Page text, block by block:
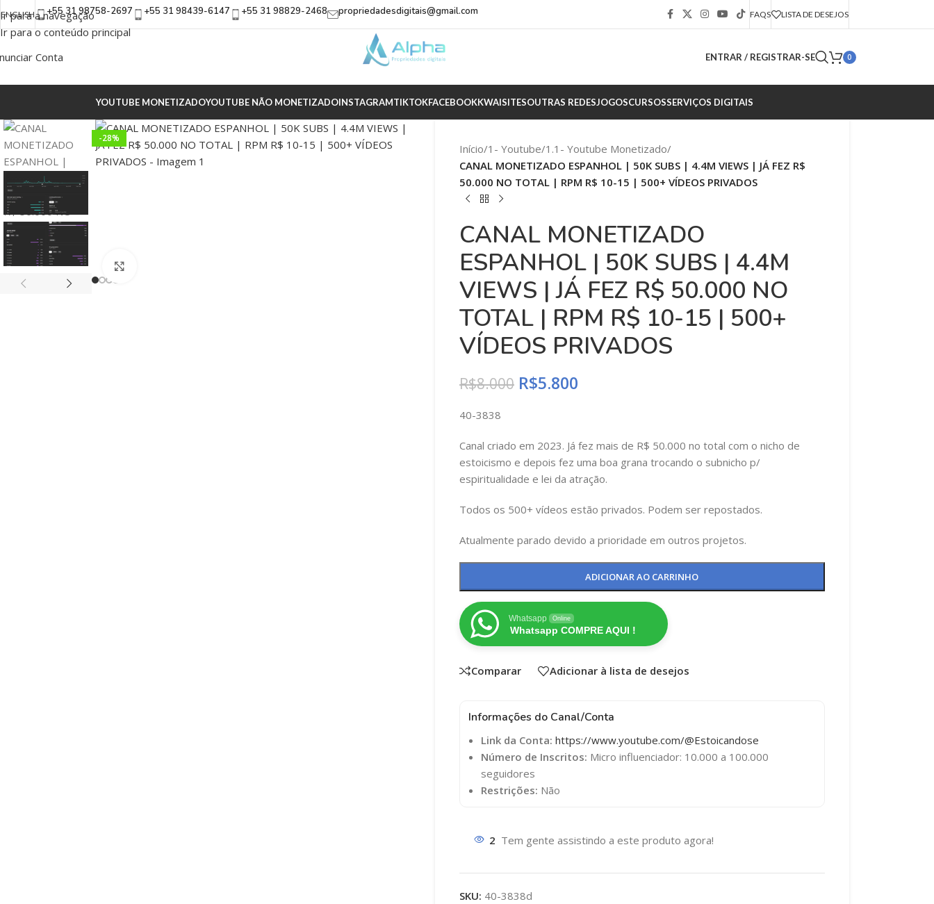
Ir para a navegação
Ir para o conteúdo principal
ENGLISH +55 31 98758-2697 +55 31 98439-6147 +55 31 98829-2468 propriedadesdigitais@gmail.com FAQS LISTA DE DESEJOS
Conta ENTRAR / REGISTRAR-SE 0
YOUTUBE MONETIZADOYOUTUBE NÃO MONETIZADOINSTAGRAMTIKTOKFACEBOOKKWAISITESOUTRAS REDESJOGOSCURSOSSERVIÇOS DIGITAIS
-28%
Início/1- Youtube/1.1- Youtube Monetizado/
CANAL MONETIZADO ESPANHOL | 50K SUBS | 4.4M VIEWS | JÁ FEZ R$
50.000 NO TOTAL | RPM R$ 10-15 | 500+ VÍDEOS PRIVADOS
CANAL MONETIZADO
ESPANHOL | 50K SUBS | 4.4M
VIEWS | JÁ FEZ R$ 50.000 NO
TOTAL | RPM R$ 10-15 | 500+
VÍDEOS PRIVADOS
R$8.000 R$5.800
40-3838
Canal criado em 2023. Já fez mais de R$ 50.000 no total com o nicho de
estoicismo e depois fez uma boa grana trocando o subnicho p/
espiritualidade e lei da atração.
Todos os 500+ vídeos estão privados. Podem ser repostados.
Atualmente parado devido a prioridade em outros projetos.
ADICIONAR AO CARRINHO
Whatsapp Online
Whatsapp COMPRE AQUI !
Comparar Adicionar à lista de desejos
Informações do Canal/Conta
Link da Conta: https://www.youtube.com/@Estoicandose
Número de Inscritos: Micro influenciador: 10.000 a 100.000
seguidores
Restrições: Não
2 Tem gente assistindo a este produto agora!
SKU: 40-3838d